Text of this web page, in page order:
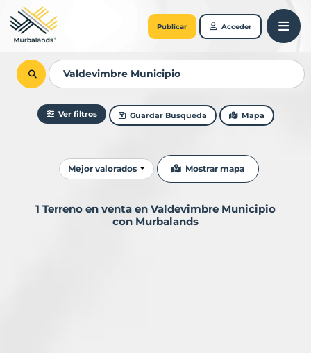
Publicar Acceder
Ver filtros Guardar Busqueda Mapa
Ordenar resultados
Mejor valorados Mostrar mapa
1 Terreno en venta en Valdevimbre Municipio
con Murbalands